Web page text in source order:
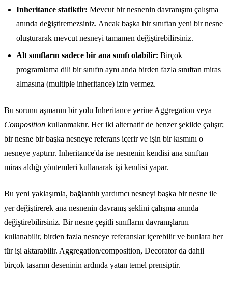
Inheritance statiktir: Mevcut bir nesnenin davranışını çalışma
anında değiştiremezsiniz. Ancak başka bir sınıftan yeni bir nesne
oluşturarak mevcut nesneyi tamamen değiştirebilirsiniz.
Alt sınıfların sadece bir ana sınıfı olabilir: Birçok
programlama dili bir sınıfın aynı anda birden fazla sınıftan miras
almasına (multiple inheritance) izin vermez.
Bu sorunu aşmanın bir yolu Inheritance yerine Aggregation veya
Composition kullanmaktır. Her iki alternatif de benzer şekilde çalışır;
bir nesne bir başka nesneye referans içerir ve işin bir kısmını o
nesneye yaptırır. Inheritance'da ise nesnenin kendisi ana sınıftan
miras aldığı yöntemleri kullanarak işi kendisi yapar.
Bu yeni yaklaşımla, bağlantılı yardımcı nesneyi başka bir nesne ile
yer değiştirerek ana nesnenin davranış şeklini çalışma anında
değiştirebilirsiniz. Bir nesne çeşitli sınıfların davranışlarını
kullanabilir, birden fazla nesneye referanslar içerebilir ve bunlara her
tür işi aktarabilir. Aggregation/composition, Decorator da dahil
birçok tasarım deseninin ardında yatan temel prensiptir.